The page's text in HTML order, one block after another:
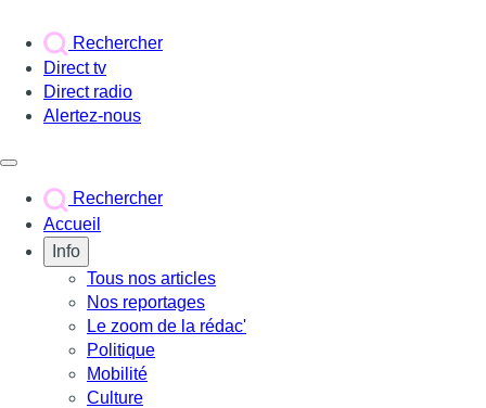
Rechercher
Direct tv
Direct radio
Alertez-nous
Rechercher
Accueil
Info
Tous nos articles
Nos reportages
Le zoom de la rédac'
Politique
Mobilité
Culture